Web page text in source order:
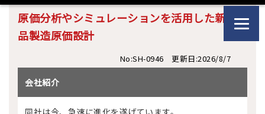
原価分析やシミュレーションを活用した新製
品製造原価設計
No:SH-0946 更新日:2026/8/7
会社紹介
同社は今、急速に進化を遂げています。